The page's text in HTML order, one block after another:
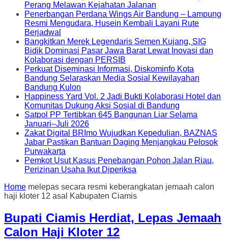
Perang Melawan Kejahatan Jalanan
Penerbangan Perdana Wings Air Bandung – Lampung
Resmi Mengudara, Husein Kembali Layani Rute
Berjadwal
Bangkitkan Merek Legendaris Semen Kujang, SIG
Bidik Dominasi Pasar Jawa Barat Lewat Inovasi dan
Kolaborasi dengan PERSIB
Perkuat Diseminasi Informasi, Diskominfo Kota
Bandung Selaraskan Media Sosial Kewilayahan
Bandung Kulon
Happiness Yard Vol. 2 Jadi Bukti Kolaborasi Hotel dan
Komunitas Dukung Aksi Sosial di Bandung
Satpol PP Tertibkan 645 Bangunan Liar Selama
Januari–Juli 2026
Zakat Digital BRImo Wujudkan Kepedulian, BAZNAS
Jabar Pastikan Bantuan Daging Menjangkau Pelosok
Purwakarta
Pemkot Usut Kasus Penebangan Pohon Jalan Riau,
Perizinan Usaha Ikut Diperiksa
Home melepas secara resmi keberangkatan jemaah calon
haji kloter 12 asal Kabupaten Ciamis
Bupati Ciamis Herdiat, Lepas Jemaah
Calon Haji Kloter 12